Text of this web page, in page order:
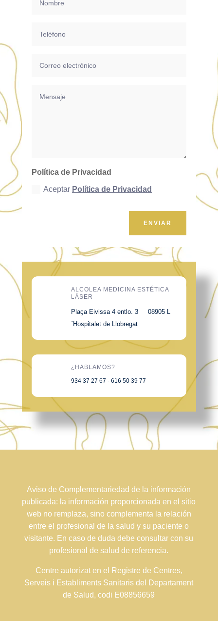
Política de Privacidad
Aceptar Política de Privacidad
ENVIAR
ALCOLEA MEDICINA ESTÉTICA
LÁSER
Plaça Eivissa 4 entlo. 3 08905 L
´Hospitalet de Llobregat
¿HABLAMOS?
934 37 27 67 - 616 50 39 77
Aviso de Complementariedad de la información
publicada: la información proporcionada en el sitio
web no remplaza, sino complementa la relación
entre el profesional de la salud y su paciente o
visitante. En caso de duda debe consultar con su
profesional de salud de referencia.
Centre autorizat en el Registre de Centres,
Serveis i Establiments Sanitaris del Departament
de Salud, codi E08856659